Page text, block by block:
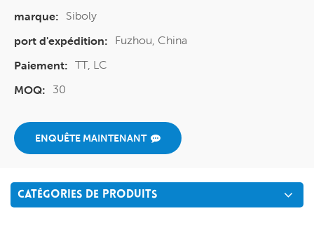
marque:
Siboly
port d'expédition:
Fuzhou, China
Paiement: TT, LC
MOQ:
30
ENQUÊTE MAINTENANT
CATÉGORIES DE PRODUITS